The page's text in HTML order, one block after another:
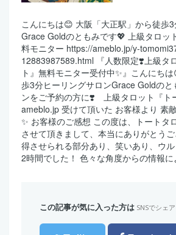
こんにちは😊 大阪「大正駅」から徒歩
Grace Goldのともみです💖 上級タロッ
料モニター https://ameblo.jp/y-
12883987589.html 『人数限定❣️上級タ
ト』無料モニター受付中✨』こんにち
歩3分ヒーリングサロンGrace Goldのと
ンをご予約の方に❣️ 上級タロット『ト
ameblo.jp 受けて頂いた お客様より 素
✨ お客様のご感想 この度は、トートタ
させて頂きまして、本当にありがとう
得させられる部分あり、笑いあり、ウ
2時間でした！ 色々な角度からの情報に
この記事が気に入った方は SNSでシェア